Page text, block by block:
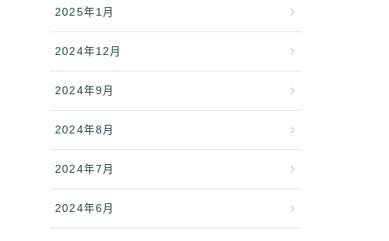
2025年1月
2024年12月
2024年9月
2024年8月
2024年7月
2024年6月